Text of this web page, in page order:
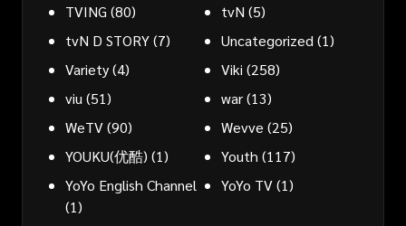
TVING (80) tvN (5)
tvN D STORY(7) Uncategorized (1)
Variety(4) Viki (258)
viu (51) war(13)
WeTV(90) Wevve (25)
YOUKU(优酷) (1) Youth (117)
YoYo English Channel
(1)
YoYo TV(1)